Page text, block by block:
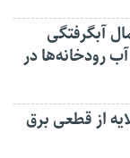
آبگرفتگی
رودخانه‌ها در
از قطعی برق